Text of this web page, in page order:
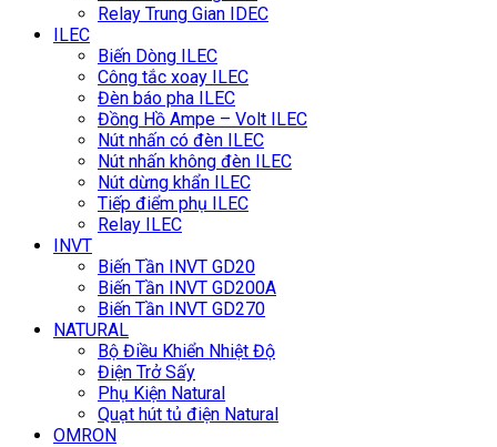
Relay Trung Gian IDEC
ILEC
Biến Dòng ILEC
Công tắc xoay ILEC
Đèn báo pha ILEC
Đồng Hồ Ampe – Volt ILEC
Nút nhấn có đèn ILEC
Nút nhấn không đèn ILEC
Nút dừng khẩn ILEC
Tiếp điểm phụ ILEC
Relay ILEC
INVT
Biến Tần INVT GD20
Biến Tần INVT GD200A
Biến Tần INVT GD270
NATURAL
Bộ Điều Khiển Nhiệt Độ
Điện Trở Sấy
Phụ Kiện Natural
Quạt hút tủ điện Natural
OMRON